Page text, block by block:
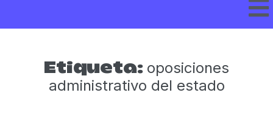
Etiqueta: oposiciones
administrativo del estado